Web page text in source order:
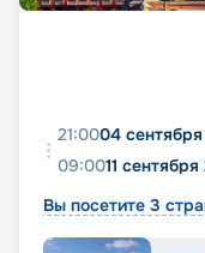
21:0004
09:0011
Вы посетите 3